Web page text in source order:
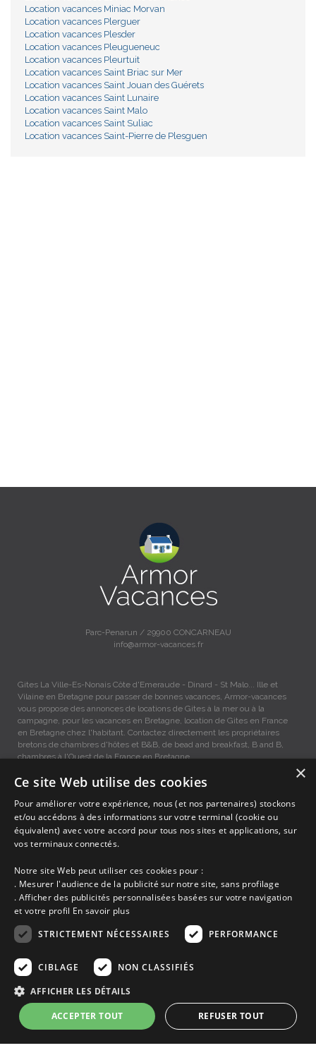
Location vacances Miniac Morvan
Location vacances Plerguer
Location vacances Plesder
Location vacances Pleugueneuc
Location vacances Pleurtuit
Location vacances Saint Briac sur Mer
Location vacances Saint Jouan des Guérets
Location vacances Saint Lunaire
Location vacances Saint Malo
Location vacances Saint Suliac
Location vacances Saint-Pierre de Plesguen
Parc-Penarun / 29900 CONCARNEAU
info@armor-vacances.fr
Gites La Ville-Es-Nonais Côte d'Emeraude - Dinard - St Malo... Ille et
Vilaine en Bretagne pour passer de bonnes vacances, Armor-vacances
vous propose des annonces de locations de Gites à la mer ou à la
campagne, pour les vacances en Bretagne, location de Gites en France
en Bretagne chez l'habitant. Contactez directement les propriétaires
bretons de chambres d'hôtes et B&B, de bead and breakfast, B and B,
chambres à l'Ouest de la France en Bretagne.
Gites vacances La Ville-Es-Nonais, Location entre Particuliers
Accueil
Dernières minutes
Découvrir les départements bretons
Qui sommes-nous ?
Espace propriétaire
Ma sélection
Blog
Mentions légales
Politique cookies
En partenariat avec Clévacances des Côtes d'Armor et du Finistère,
Clévacances est un label national de référence, réglementé par une charte
et grille de critères nationales pour certifier la qualité des hébergements
touristiques. C'est aussi un réseau de proximité avec une visite tous les 4
×
Ce site Web utilise des cookies
Pour améliorer votre expérience, nous (et nos partenaires) stockons
et/ou accédons à des informations sur votre terminal (cookie ou
équivalent) avec votre accord pour tous nos sites et applications, sur
vos terminaux connectés.
Notre site Web peut utiliser ces cookies pour :
. Mesurer l'audience de la publicité sur notre site, sans profilage
. Afficher des publicités personnalisées basées sur votre navigation
et votre profil En savoir plus
STRICTEMENT NÉCESSAIRES
PERFORMANCE
CIBLAGE NON CLASSIFIÉS
AFFICHER LES DÉTAILS
ACCEPTER TOUT REFUSER TOUT